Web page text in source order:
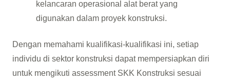
kelancaran operasional alat berat yang
digunakan dalam proyek konstruksi.
Dengan memahami kualifikasi-kualifikasi ini, setiap
individu di sektor konstruksi dapat mempersiapkan diri
untuk mengikuti assessment SKK Konstruksi sesuai